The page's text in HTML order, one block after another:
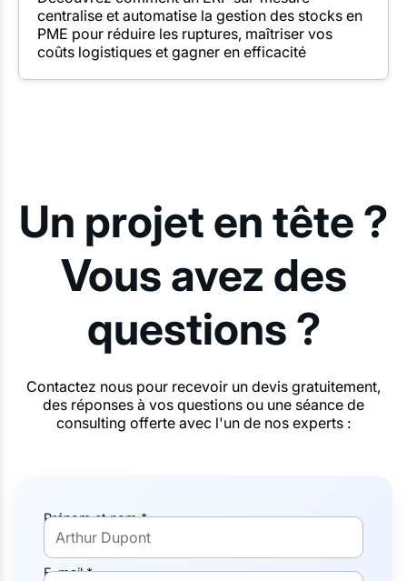
centralise et automatise la gestion des stocks en
PME pour réduire les ruptures, maîtriser vos
coûts logistiques et gagner en efficacité
Un projet en tête ?
Vous avez des
questions ?
Contactez nous pour recevoir un devis gratuitement,
des réponses à vos questions ou une séance de
consulting offerte avec l'un de nos experts :
Prénom et nom *
E-mail *